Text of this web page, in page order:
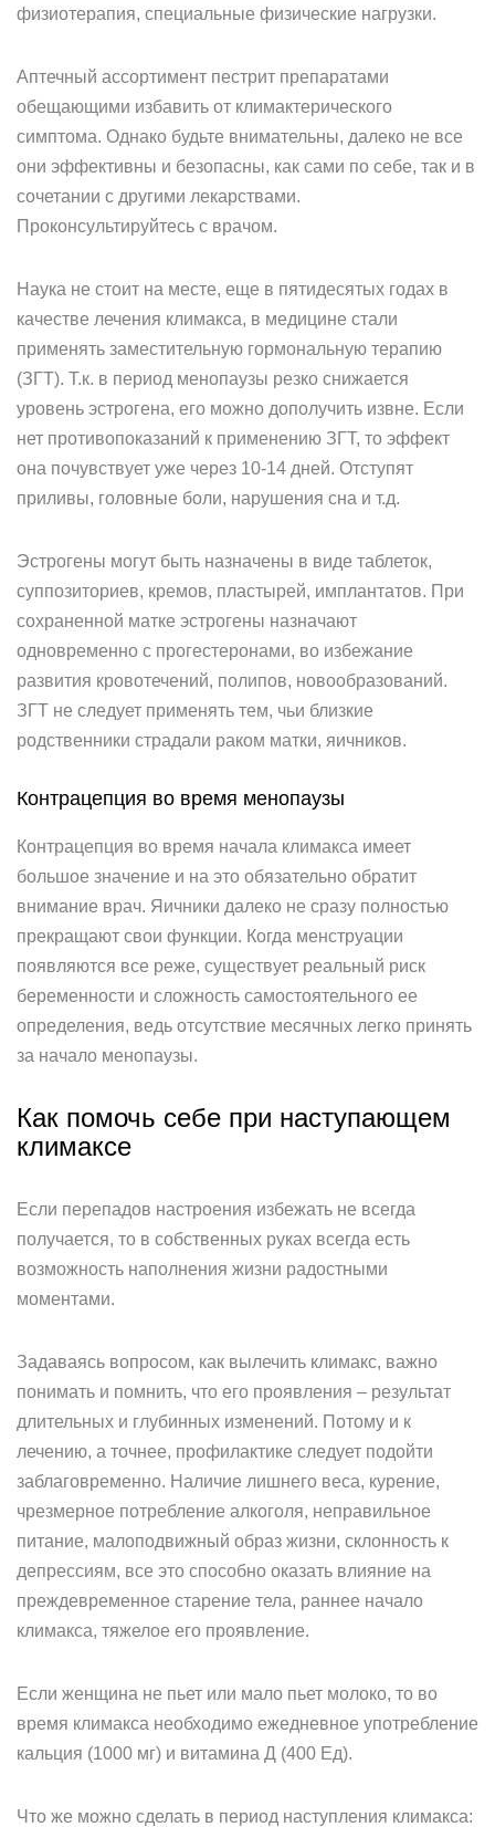
физиотерапия, специальные физические нагрузки.
Аптечный ассортимент пестрит препаратами
обещающими избавить от климактерического
симптома. Однако будьте внимательны, далеко не все
они эффективны и безопасны, как сами по себе, так и в
сочетании с другими лекарствами.
Проконсультируйтесь с врачом.
Наука не стоит на месте, еще в пятидесятых годах в
качестве лечения климакса, в медицине стали
применять заместительную гормональную терапию
(ЗГТ). Т.к. в период менопаузы резко снижается
уровень эстрогена, его можно дополучить извне. Если
нет противопоказаний к применению ЗГТ, то эффект
она почувствует уже через 10-14 дней. Отступят
приливы, головные боли, нарушения сна и т.д.
Эстрогены могут быть назначены в виде таблеток,
суппозиториев, кремов, пластырей, имплантатов. При
сохраненной матке эстрогены назначают
одновременно с прогестеронами, во избежание
развития кровотечений, полипов, новообразований.
ЗГТ не следует применять тем, чьи близкие
родственники страдали раком матки, яичников.
Контрацепция во время менопаузы
Контрацепция во время начала климакса имеет
большое значение и на это обязательно обратит
внимание врач. Яичники далеко не сразу полностью
прекращают свои функции. Когда менструации
появляются все реже, существует реальный риск
беременности и сложность самостоятельного ее
определения, ведь отсутствие месячных легко принять
за начало менопаузы.
Как помочь себе при наступающем
климаксе
Если перепадов настроения избежать не всегда
получается, то в собственных руках всегда есть
возможность наполнения жизни радостными
моментами.
Задаваясь вопросом, как вылечить климакс, важно
понимать и помнить, что его проявления – результат
длительных и глубинных изменений. Потому и к
лечению, а точнее, профилактике следует подойти
заблаговременно. Наличие лишнего веса, курение,
чрезмерное потребление алкоголя, неправильное
питание, малоподвижный образ жизни, склонность к
депрессиям, все это способно оказать влияние на
преждевременное старение тела, раннее начало
климакса, тяжелое его проявление.
Если женщина не пьет или мало пьет молоко, то во
время климакса необходимо ежедневное употребление
кальция (1000 мг) и витамина Д (400 Ед).
Что же можно сделать в период наступления климакса: